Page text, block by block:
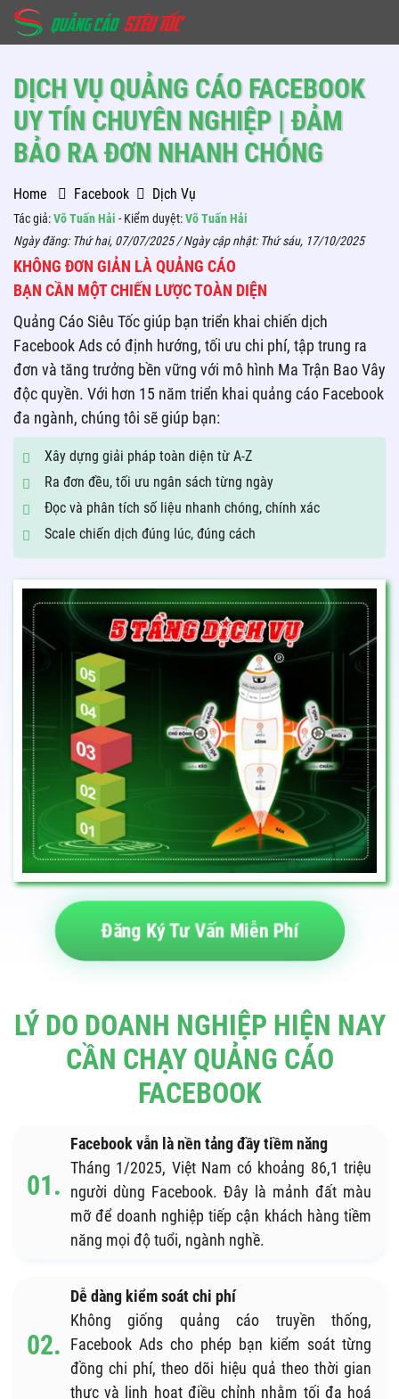
DỊCH VỤ QUẢNG CÁO FACEBOOK
UY TÍN CHUYÊN NGHIỆP | ĐẢM
BẢO RA ĐƠN NHANH CHÓNG
Home Facebook Dịch Vụ
Tác giả:Võ Tuấn Hải - Kiểm duyệt:Võ Tuấn Hải
Ngày đăng: Thứ hai, 07/07/2025/ Ngày cập nhật: Thứ sáu, 17/10/2025
KHÔNG ĐƠN GIẢN LÀ QUẢNG CÁO
BẠN CẦN MỘT CHIẾN LƯỢC TOÀN DIỆN
Quảng Cáo Siêu Tốc giúp bạn triển khai chiến dịch
Facebook Ads có định hướng, tối ưu chi phí, tập trung ra
đơn và tăng trưởng bền vững với mô hình Ma Trận Bao Vây
độc quyền. Với hơn 15 năm triển khai quảng cáo Facebook
đa ngành, chúng tôi sẽ giúp bạn:
Xây dựng giải pháp toàn diện từ A-Z
Ra đơn đều, tối ưu ngân sách từng ngày
Đọc và phân tích số liệu nhanh chóng, chính xác
Scale chiến dịch đúng lúc, đúng cách
Đăng Ký Tư Vấn Miễn Phí
LÝ DO DOANH NGHIỆP HIỆN NAY
CẦN CHẠY QUẢNG CÁO
FACEBOOK
Facebook vẫn là nền tảng đầy tiềm năng
Tháng 1/2025, Việt Nam có khoảng 86,1 triệu
người dùng Facebook. Đây là mảnh đất màu
mỡ để doanh nghiệp tiếp cận khách hàng tiềm
năng mọi độ tuổi, ngành nghề.
Dễ dàng kiểm soát chi phí
Không giống quảng cáo truyền thống,
Facebook Ads cho phép bạn kiểm soát từng
đồng chi phí, theo dõi hiệu quả theo thời gian
thực và linh hoạt điều chỉnh nhằm tối đa hoá